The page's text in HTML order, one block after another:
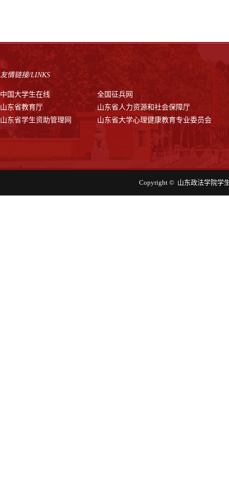
友情链接/LINKS
中国大学生在线
全国征兵网
山东省教育厅
山东省人力资源和社会保障厅
山东省学生资助管理网
山东省大学心理健康教育专业委员会
Copyright © 山东政法学院学